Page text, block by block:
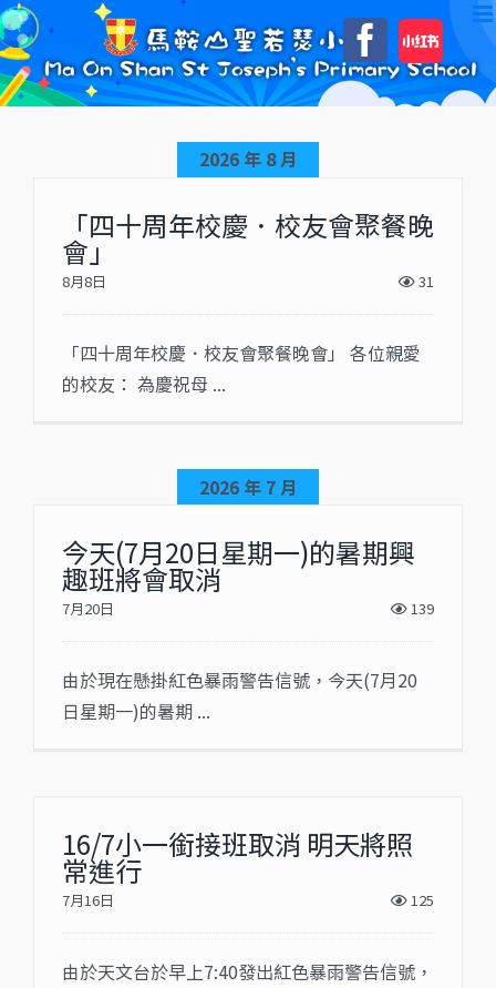
Skip
to
content
自
訂
2026 年 8 月
「四十周年校慶．校友會聚餐晚
會」
8月8日 31
「四十周年校慶．校友會聚餐晚會」 各位親愛
的校友： 為慶祝母 ...
2026 年 7 月
今天(7月20日星期一)的暑期興
趣班將會取消
7月20日 139
由於現在懸掛紅色暴雨警告信號，今天(7月20
日星期一)的暑期 ...
16/7小一銜接班取消 明天將照
常進行
7月16日 125
由於天文台於早上7:40發出紅色暴雨警告信號，